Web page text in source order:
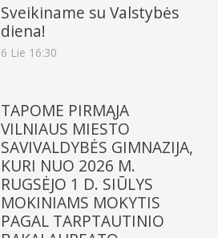
Sveikiname su Valstybės
diena!
6 Lie 16:30
TAPOME PIRMĄJA
VILNIAUS MIESTO
SAVIVALDYBĖS GIMNAZIJA,
KURI NUO 2026 M.
RUGSĖJO 1 D. SIŪLYS
MOKINIAMS MOKYTIS
PAGAL TARPTAUTINIO